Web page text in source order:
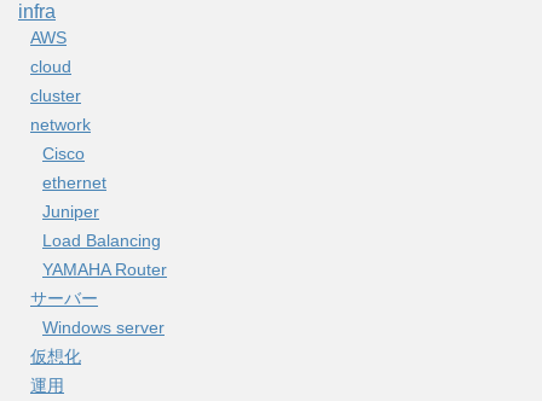
infra
AWS
cloud
cluster
network
Cisco
ethernet
Juniper
Load Balancing
YAMAHA Router
サーバー
Windows server
仮想化
運用